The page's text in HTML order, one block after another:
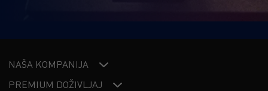
NAŠA KOMPANIJA
PREMIUM DOŽIVLJAJ